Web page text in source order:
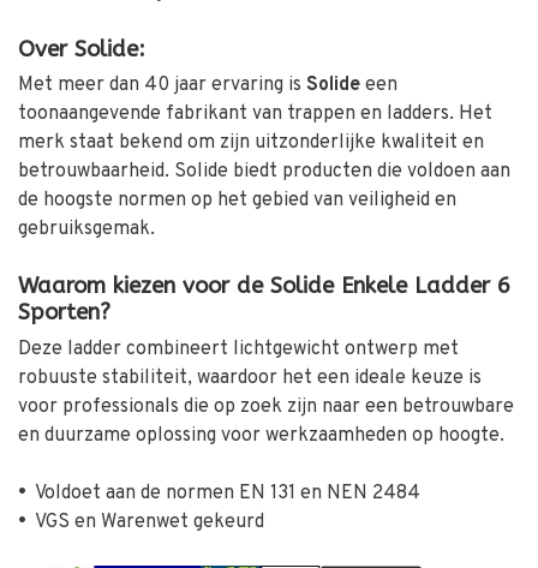
Over Solide:
Met meer dan 40 jaar ervaring is Solide een
toonaangevende fabrikant van trappen en ladders. Het
merk staat bekend om zijn uitzonderlijke kwaliteit en
betrouwbaarheid. Solide biedt producten die voldoen aan
de hoogste normen op het gebied van veiligheid en
gebruiksgemak.
Waarom kiezen voor de Solide Enkele Ladder 6
Sporten?
Deze ladder combineert lichtgewicht ontwerp met
robuuste stabiliteit, waardoor het een ideale keuze is
voor professionals die op zoek zijn naar een betrouwbare
en duurzame oplossing voor werkzaamheden op hoogte.
• Voldoet aan de normen EN 131 en NEN 2484
• VGS en Warenwet gekeurd